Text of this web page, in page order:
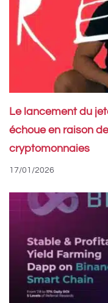
Le lancement du
échoue en raison
cryptomonnaies
17/01/2026